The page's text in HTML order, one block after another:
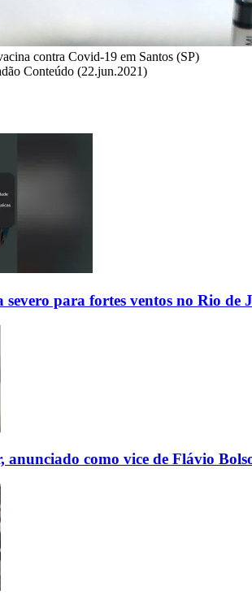
contra Covid-19 em Santos (SP)
Conteúdo (22.jun.2021)
severo para fortes ventos no Rio de
anunciado como vice de Flávio